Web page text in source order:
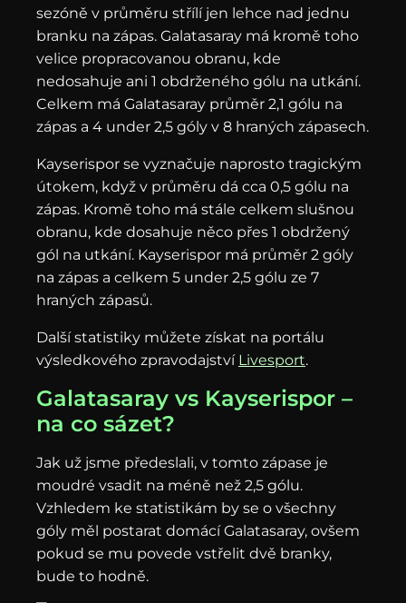
sezóně v průměru střílí jen lehce nad jednu
branku na zápas. Galatasaray má kromě toho
velice propracovanou obranu, kde
nedosahuje ani 1 obdrženého gólu na utkání.
Celkem má Galatasaray průměr 2,1 gólu na
zápas a 4 under 2,5 góly v 8 hraných zápasech.
Kayserispor se vyznačuje naprosto tragickým
útokem, když v průměru dá cca 0,5 gólu na
zápas. Kromě toho má stále celkem slušnou
obranu, kde dosahuje něco přes 1 obdržený
gól na utkání. Kayserispor má průměr 2 góly
na zápas a celkem 5 under 2,5 gólu ze 7
hraných zápasů.
Další statistiky můžete získat na portálu
výsledkového zpravodajství Livesport.
Galatasaray vs Kayserispor –
na co sázet?
Jak už jsme předeslali, v tomto zápase je
moudré vsadit na méně než 2,5 gólu.
Vzhledem ke statistikám by se o všechny
góly měl postarat domácí Galatasaray, ovšem
pokud se mu povede vstřelit dvě branky,
bude to hodně.